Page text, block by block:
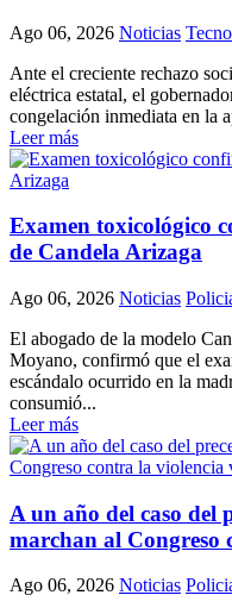
Ago 06, 2026 Noticias
Ante el creciente rechazo
eléctrica estatal, el
congelación inmediata en la
Leer más
Examen toxicológico
de Candela Arizaga
Ago 06, 2026 Noticias
El abogado de la modelo
Moyano, confirmó que el
escándalo ocurrido en la
consumió...
Leer más
A un año del caso del
marchan al Congreso
Ago 06, 2026 Noticias